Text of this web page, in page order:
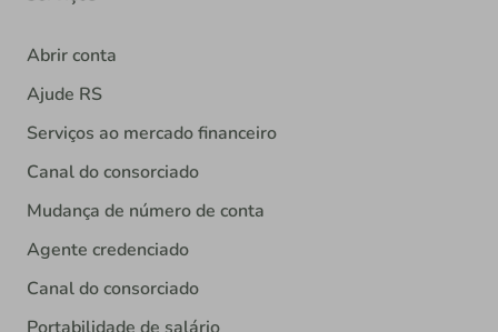
Abrir conta
Ajude RS
Serviços ao mercado financeiro
Canal do consorciado
Mudança de número de conta
Agente credenciado
Canal do consorciado